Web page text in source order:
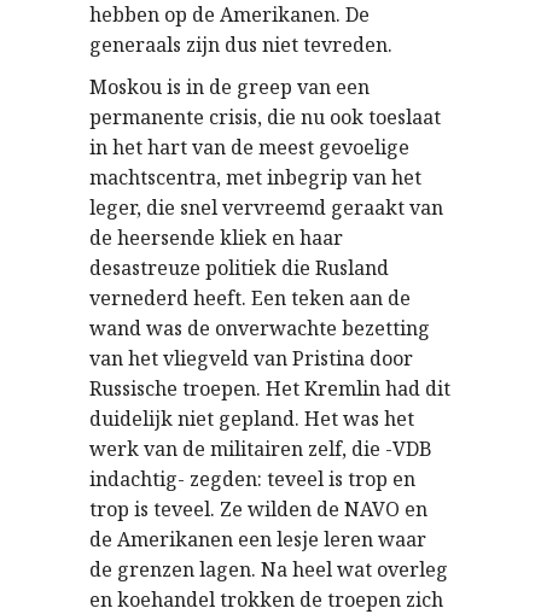
hebben op de Amerikanen. De
generaals zijn dus niet tevreden.
Moskou is in de greep van een
permanente crisis, die nu ook toeslaat
in het hart van de meest gevoelige
machtscentra, met inbegrip van het
leger, die snel vervreemd geraakt van
de heersende kliek en haar
desastreuze politiek die Rusland
vernederd heeft. Een teken aan de
wand was de onverwachte bezetting
van het vliegveld van Pristina door
Russische troepen. Het Kremlin had dit
duidelijk niet gepland. Het was het
werk van de militairen zelf, die -VDB
indachtig- zegden: teveel is trop en
trop is teveel. Ze wilden de NAVO en
de Amerikanen een lesje leren waar
de grenzen lagen. Na heel wat overleg
en koehandel trokken de troepen zich